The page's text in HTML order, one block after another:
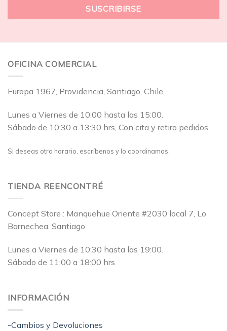
OFICINA COMERCIAL
Europa 1967, Providencia, Santiago, Chile.
Lunes a Viernes de 10:00 hasta las 15:00.
Sábado de 10:30 a 13:30 hrs, Con cita y retiro pedidos.
Si deseas otro horario, escríbenos y lo coordinamos.
TIENDA REENCONTRÉ
Concept Store : Manquehue Oriente #2030 local 7, Lo
Barnechea. Santiago
Lunes a Viernes de 10:30 hasta las 19:00.
Sábado de 11:00 a 18:00 hrs
INFORMACIÓN
-Cambios y Devoluciones